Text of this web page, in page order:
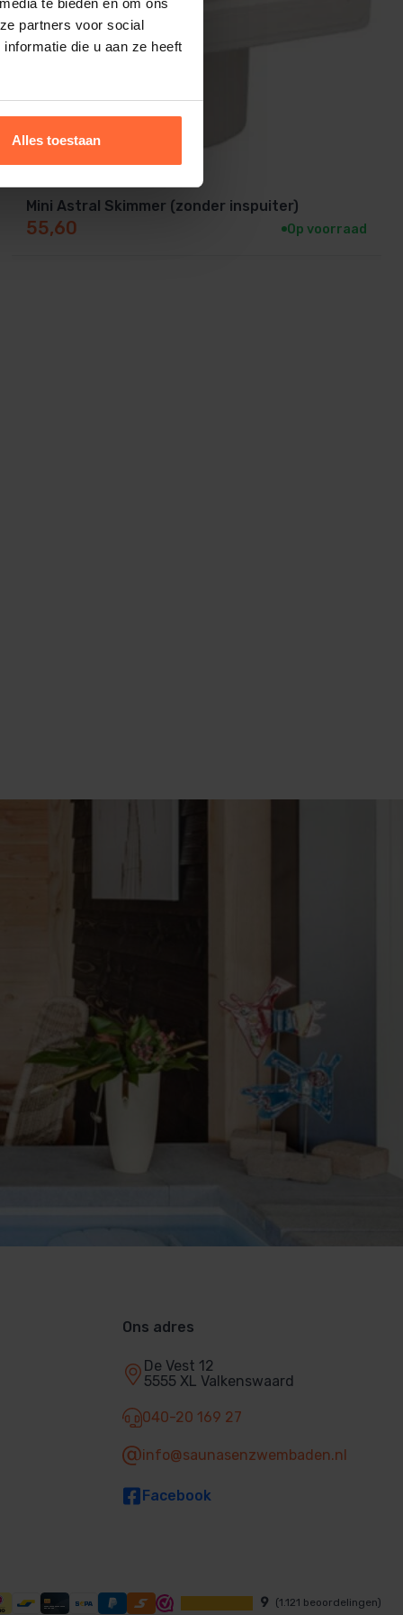
te bieden en om ons
partners voor social
die u aan ze heeft
Alles toestaan
Mini Astral Skimmer (zonder inspuiter)
55,60 Op voorraad
Ons adres
De Vest 12
5555 XL Valkenswaard
040-20 169 27
info@saunasenzwembaden.nl
Facebook
9 (1.121 beoordelingen)